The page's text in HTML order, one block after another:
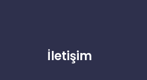
İletişim